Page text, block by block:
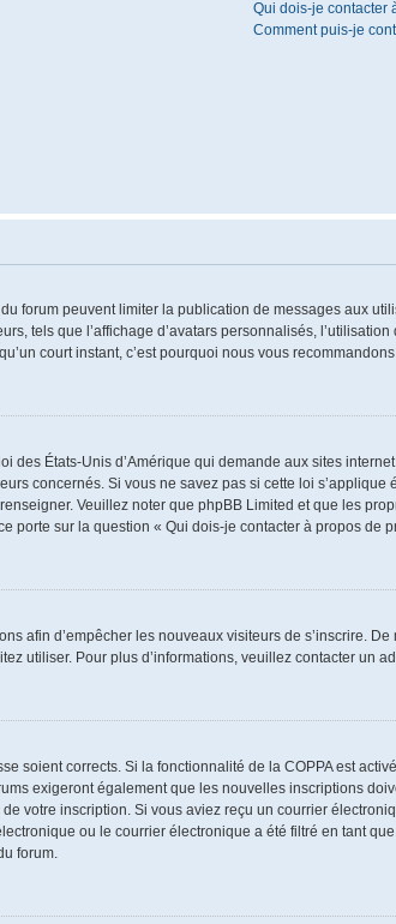
Qui dois-je contacter
Comment puis-je
forum peuvent limiter la publication de messages aux
tels que l’affichage d’avatars personnalisés,
court instant, c’est pourquoi nous vous
des États-Unis d’Amérique qui demande aux sites
concernés. Si vous ne savez pas si cette loi
Veuillez noter que phpBB Limited et que les
porte sur la question « Qui dois-je contacter à propos de
afin d’empêcher les nouveaux visiteurs de s’inscrire.
utiliser. Pour plus d’informations, veuillez contacter un
soient corrects. Si la fonctionnalité de la COPPA est
exigeront également que les nouvelles inscriptions
votre inscription. Si vous aviez reçu un courrier
ou le courrier électronique a été filtré en tant
forum.